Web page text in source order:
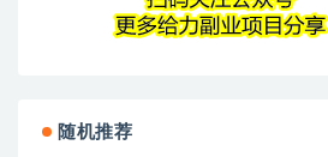
随机推荐